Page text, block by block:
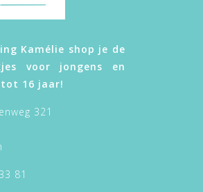
Kamélie shop je de
voor jongens en
tot 16 jaar!
321
81